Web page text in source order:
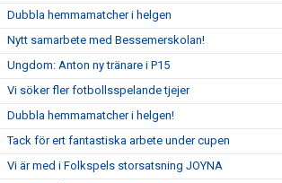
Dubbla hemmamatcher i helgen
Nytt samarbete med Bessemerskolan!
Ungdom: Anton ny tränare i P15
Vi söker fler fotbollsspelande tjejer
Dubbla hemmamatcher i helgen!
Tack för ert fantastiska arbete under cupen
Vi är med i Folkspels storsatsning JOYNA